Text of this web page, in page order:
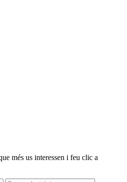
més us interessen i feu clic a